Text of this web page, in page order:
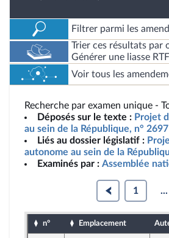
Filtrer parmi les
Trier ces résultats par
Générer une liasse RTF
Voir tous les
Recherche par examen unique -
Déposés sur le texte : Projet
au sein de la République, n° 2697
Liés au dossier législatif :
autonome au sein de la
Examinés par : Assemblée
1 ...
n° Emplacement